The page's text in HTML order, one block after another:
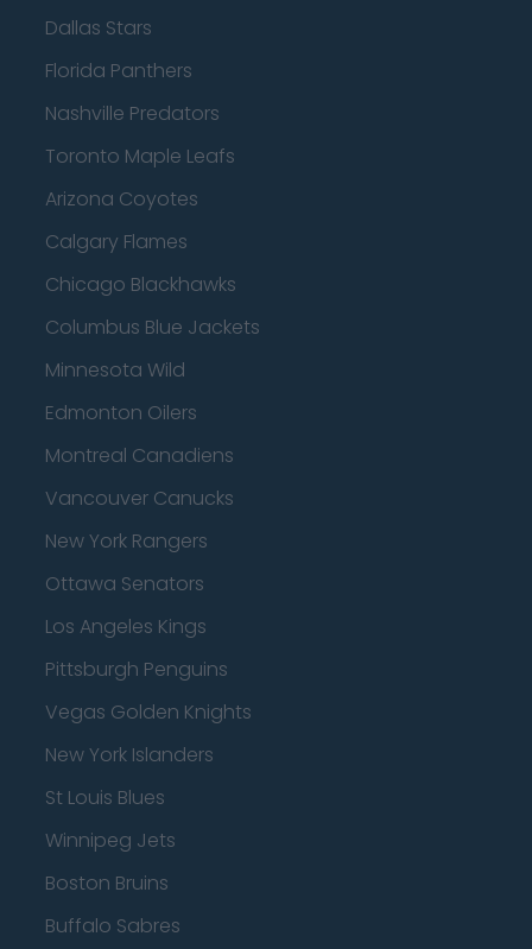
Dallas Stars
Florida Panthers
Nashville Predators
Toronto Maple Leafs
Arizona Coyotes
Calgary Flames
Chicago Blackhawks
Columbus Blue Jackets
Minnesota Wild
Edmonton Oilers
Montreal Canadiens
Vancouver Canucks
New York Rangers
Ottawa Senators
Los Angeles Kings
Pittsburgh Penguins
Vegas Golden Knights
New York Islanders
St Louis Blues
Winnipeg Jets
Boston Bruins
Buffalo Sabres